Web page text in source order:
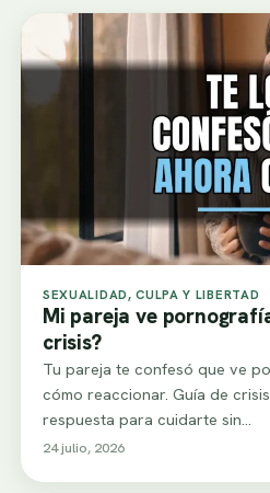
SEXUALIDAD, CULPA Y LIBERTAD
Mi pareja ve
crisis?
Tu pareja te confesó que ve
cómo reaccionar. Guía de
respuesta para cuidarte sin…
24 julio, 2026